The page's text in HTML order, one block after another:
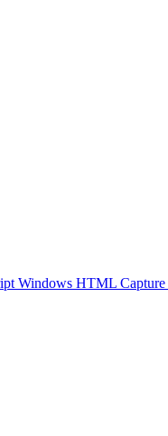
Windows HTML Capture